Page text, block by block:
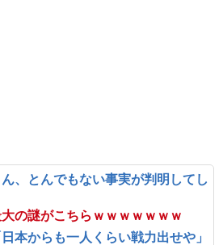
ん、とんでもない事実が判明してし
の謎がこちらｗｗｗｗｗｗｗ
本からも一人くらい戦力出せや」